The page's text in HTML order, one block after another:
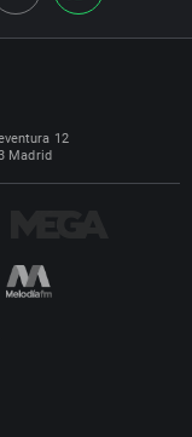
12
Madrid